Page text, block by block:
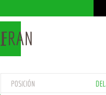
1
FRAN
POSICIÓN